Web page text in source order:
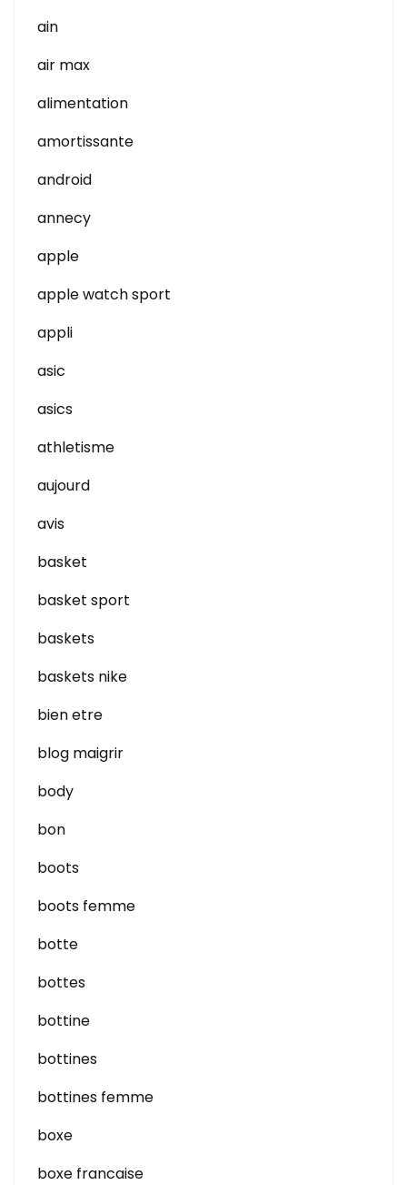
ain
air max
alimentation
amortissante
android
annecy
apple
apple watch sport
appli
asic
asics
athletisme
aujourd
avis
basket
basket sport
baskets
baskets nike
bien etre
blog maigrir
body
bon
boots
boots femme
botte
bottes
bottine
bottines
bottines femme
boxe
boxe francaise